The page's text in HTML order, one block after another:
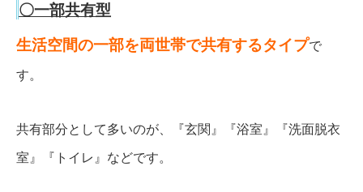
〇一部共有型
生活空間の一部を両世帯で共有するタイプで
す。
共有部分として多いのが、『玄関』『浴室』『洗面脱衣
室』『トイレ』などです。